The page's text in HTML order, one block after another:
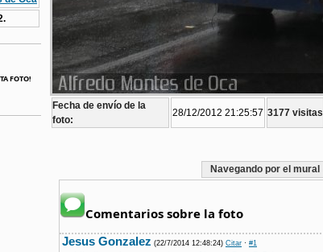
FOTO!
Fecha de envío de la
foto:
28/12/2012 21:25:57 3177 visitas
Navegando por el mural
Comentarios sobre la foto
Jesus Gonzalez (22/7/2014 12:48:24) Citar · #1